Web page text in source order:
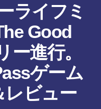
ライフミ
Good
ー進行。
ゲーム
レビュー
成
者
: